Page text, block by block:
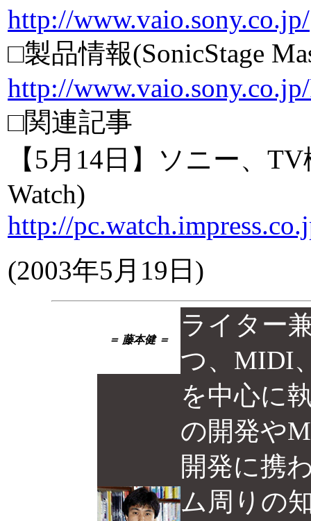
http://www.vaio.sony.co.jp/
□製品情報(SonicStage
http://
□関連記事
【5月14日】ソニー、
Watch)
http://
(2003年5月19日)
＝ 藤本健 ＝
ライター
つ、MIDI
を中心に
の開発や
開発に携
ム周りの